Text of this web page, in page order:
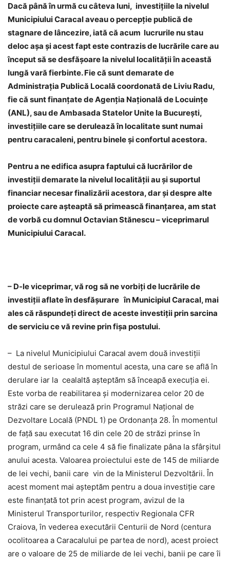
Dacă până în urmă cu câteva luni, investiţiile la nivelul
Municipiului Caracal aveau o percepţie publică de
stagnare de lâncezire, iată că acum lucrurile nu stau
deloc aşa şi acest fapt este contrazis de lucrările care au
început să se desfăşoare la nivelul localităţii în această
lungă vară fierbinte. Fie că sunt demarate de
Administraţia Publică Locală coordonată de Liviu Radu,
fie că sunt finanţate de Agenţia Naţională de Locuinţe
(ANL), sau de Ambasada Statelor Unite la Bucureşti,
investiţiile care se derulează în localitate sunt numai
pentru caracaleni, pentru binele şi confortul acestora.
Pentru a ne edifica asupra faptului că lucrărilor de
investiţii demarate la nivelul localităţii au şi suportul
financiar necesar finalizării acestora, dar şi despre alte
proiecte care aşteaptă să primească finanţarea, am stat
de vorbă cu domnul Octavian Stănescu – viceprimarul
Municipiului Caracal.
– D-le viceprimar, vă rog să ne vorbiţi de lucrările de
investiţii aflate în desfăşurare în Municipiul Caracal, mai
ales că răspundeţi direct de aceste investiţii prin sarcina
de serviciu ce vă revine prin fişa postului.
– La nivelul Municipiului Caracal avem două investiţii
destul de serioase în momentul acesta, una care se află în
derulare iar la cealaltă aşteptăm să înceapă execuţia ei.
Este vorba de reabilitarea şi modernizarea celor 20 de
străzi care se derulează prin Programul Naţional de
Dezvoltare Locală (PNDL 1) pe Ordonanţa 28. În momentul
de faţă sau executat 16 din cele 20 de străzi prinse în
program, urmând ca cele 4 să fie finalizate pâna la sfârşitul
anului acesta. Valoarea proiectului este de 145 de miliarde
de lei vechi, banii care vin de la Ministerul Dezvoltării. În
acest moment mai aşteptăm pentru a doua investiţie care
este finanţată tot prin acest program, avizul de la
Ministerul Transporturilor, respectiv Regionala CFR
Craiova, în vederea executării Centurii de Nord (centura
ocolitoarea a Caracalului pe partea de nord), acest proiect
are o valoare de 25 de miliarde de lei vechi, banii pe care îi